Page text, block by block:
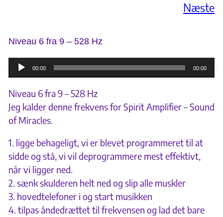
Næste
Niveau 6 fra 9 – 528 Hz
Lydafspiller
00:00 00:00
Niveau 6 fra 9 – 528 Hz
Jeg kalder denne frekvens for Spirit Amplifier – Sound
of Miracles.
1. ligge behageligt, vi er blevet programmeret til at
sidde og stå, vi vil deprogrammere mest effektivt,
når vi ligger ned.
2. sænk skulderen helt ned og slip alle muskler
3. hovedtelefoner i og start musikken
4. tilpas åndedrættet til frekvensen og lad det bare